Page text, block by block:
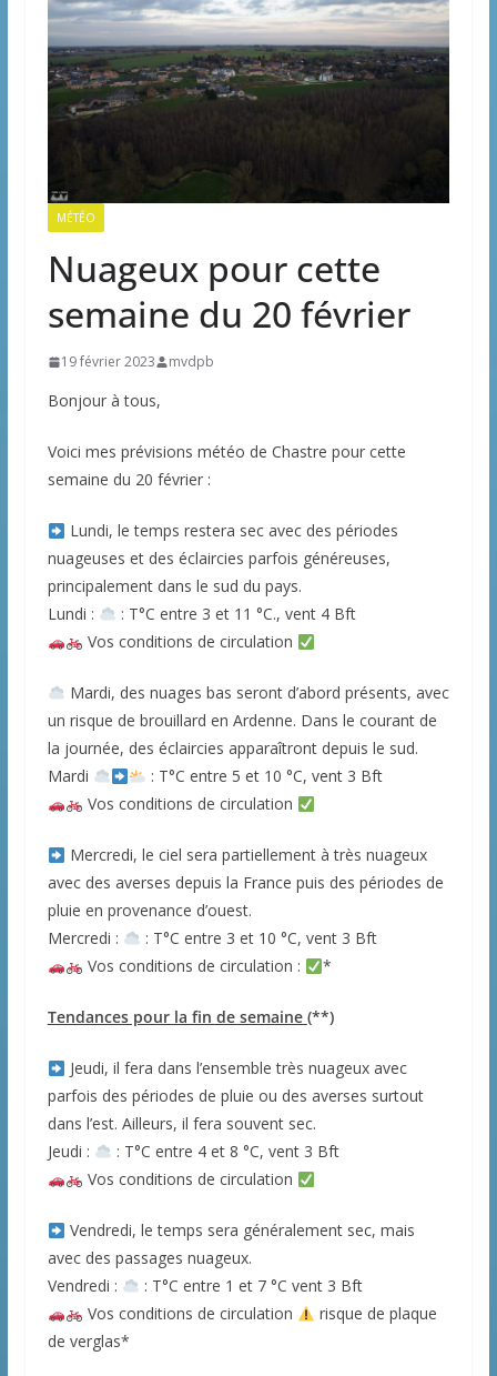
MÉTÉO
Nuageux pour cette
semaine du 20 février
19 février 2023 mvdpb
Bonjour à tous,
Voici mes prévisions météo de Chastre pour cette
semaine du 20 février :
Lundi, le temps restera sec avec des périodes
nuageuses et des éclaircies parfois généreuses,
principalement dans le sud du pays.
Lundi :
: T°C entre 3 et 11 °C., vent 4 Bft
Vos conditions de circulation
Mardi, des nuages bas seront d’abord présents, avec
un risque de brouillard en Ardenne. Dans le courant de
la journée, des éclaircies apparaîtront depuis le sud.
Mardi
: T°C entre 5 et 10 °C, vent 3 Bft
Vos conditions de circulation
Mercredi, le ciel sera partiellement à très nuageux
avec des averses depuis la France puis des périodes de
pluie en provenance d’ouest.
Mercredi :
: T°C entre 3 et 10 °C, vent 3 Bft
Vos conditions de circulation :
*
Tendances pour la fin de semaine (**)
Jeudi, il fera dans l’ensemble très nuageux avec
parfois des périodes de pluie ou des averses surtout
dans l’est. Ailleurs, il fera souvent sec.
Jeudi :
: T°C entre 4 et 8 °C, vent 3 Bft
Vos conditions de circulation
Vendredi, le temps sera généralement sec, mais
avec des passages nuageux.
Vendredi :
: T°C entre 1 et 7 °C vent 3 Bft
Vos conditions de circulation
risque de plaque
de verglas*